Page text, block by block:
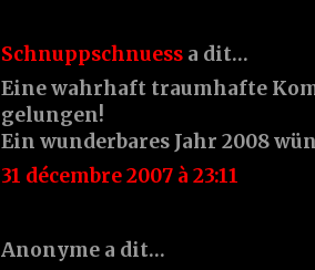
Schnuppschnuess a dit…
Eine wahrhaft traumhafte
gelungen!
Ein wunderbares Jahr 2008
31 décembre 2007 à 23:11
Anonyme a dit…